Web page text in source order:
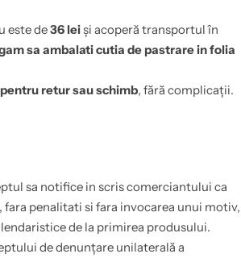
este de36 leiși acoperă transportul în
sa ambalati cutia de pastrare in folia
pentru retur sau schimb, fără complicații.
sa notifice in scris comerciantului ca
fara penalitati si fara invocarea unui motiv,
de la primirea produsului.
de denunțare unilaterală a